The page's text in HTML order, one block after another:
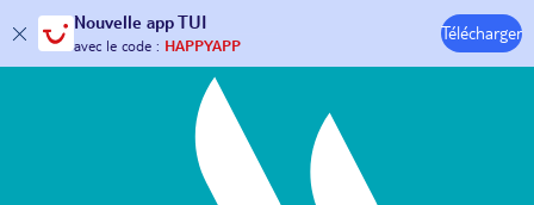
Nouvelle app TUI
30€ offerts* sur votrevoyage ! Télécharger
Hôtels & Clubs